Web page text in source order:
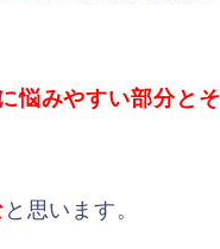
悩みやすい部分とそ
と思います。